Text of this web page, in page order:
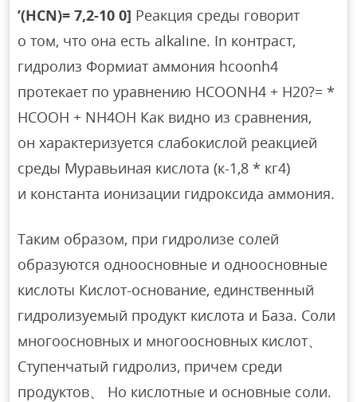
’(HCN)= 7,2-10 0] Реакция среды говорит
о том, что она есть alkaline. In контраст,
гидролиз Формиат аммония hcoonh4
протекает по уравнению HCOONH4 + H20?= *
HCOOH + NH4OH Как видно из сравнения,
он характеризуется слабокислой реакцией
среды Муравьиная кислота (к-1,8 * кг4)
и константа ионизации гидроксида аммония.
Таким образом, при гидролизе солей
образуются одноосновные и одноосновные
кислоты Кислот-основание, единственный
гидролизуемый продукт кислота и База. Соли
многоосновных и многоосновных кислот、
Ступенчатый гидролиз, причем среди
продуктов、 Но кислотные и основные соли.